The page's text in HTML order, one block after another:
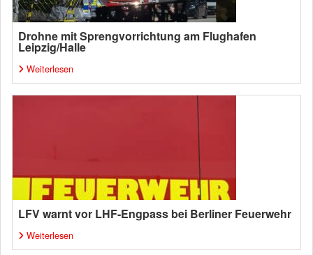
Drohne mit Sprengvorrichtung am Flughafen
Leipzig/Halle
Weiterlesen
LFV warnt vor LHF-Engpass bei Berliner Feuerwehr
Weiterlesen